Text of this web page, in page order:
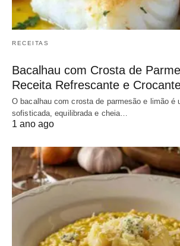
RECEITAS
Bacalhau com Crosta de
Receita Refrescante e
O bacalhau com crosta de parmesão e limão é
sofisticada, equilibrada e cheia…
1 ano ago